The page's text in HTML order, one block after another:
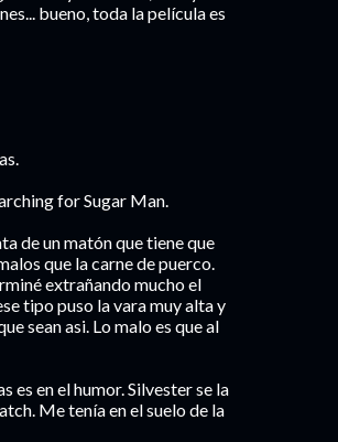
bueno, toda la película es
for Sugar Man.
de un matón que tiene que
que la carne de puerco.
extrañando mucho el
tipo puso la vara muy alta y
sean asi. Lo malo es que al
es en el humor. Silvester se la
Me tenía en el suelo de la